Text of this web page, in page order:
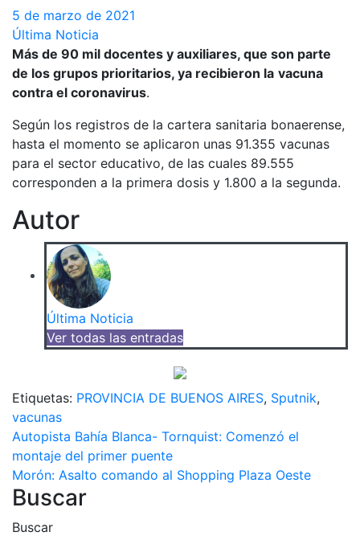
5 de marzo de 2021
Última Noticia
Más de 90 mil docentes y auxiliares, que son parte
de los grupos prioritarios, ya recibieron la vacuna
contra el coronavirus.
Según los registros de la cartera sanitaria bonaerense,
hasta el momento se aplicaron unas 91.355 vacunas
para el sector educativo, de las cuales 89.555
corresponden a la primera dosis y 1.800 a la segunda.
Autor
Última Noticia
Ver todas las entradas
Etiquetas: PROVINCIA DE BUENOS AIRES, Sputnik,
vacunas
Navegación
de
entradas
Autopista Bahía Blanca- Tornquist: Comenzó el
montaje del primer puente
Morón: Asalto comando al Shopping Plaza Oeste
Buscar
Buscar